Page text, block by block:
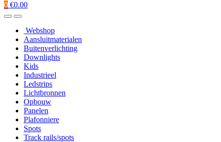
0 €0.00
Webshop
Aansluitmaterialen
Buitenverlichting
Downlights
Kids
Industrieel
Ledstrips
Lichtbronnen
Opbouw
Panelen
Plafonniere
Spots
Track rails/spots